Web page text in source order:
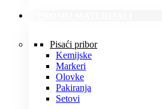
Pisaći pribor
Kemijske
Markeri
Olovke
Pakiranja
Setovi